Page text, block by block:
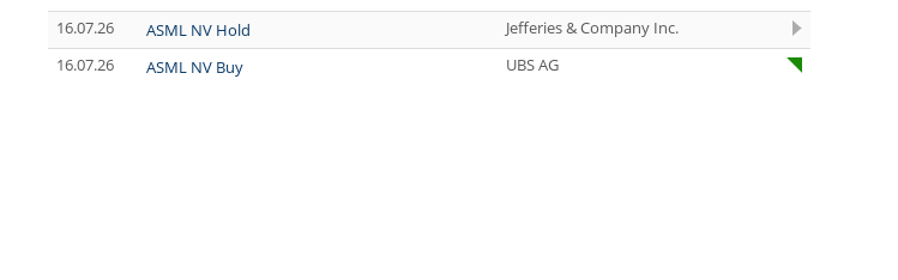
16.07.26
ASML NV Hold
Jefferies & Company Inc.
16.07.26
ASML NV Buy UBS AG